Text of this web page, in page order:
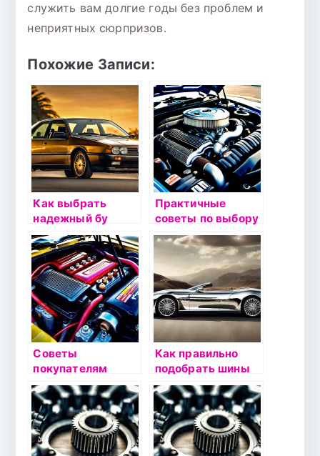
служить вам долгие годы без проблем и
неприятных сюрпризов.
Похожие Записи:
Как выбрать
надежный бу
автомобиль:
основные
критерии и
проверки
Практичные
советы по выбору
подержанного
авто: что искать
при осмотре
Советы
покупателям
Как правильно
подобрать шины